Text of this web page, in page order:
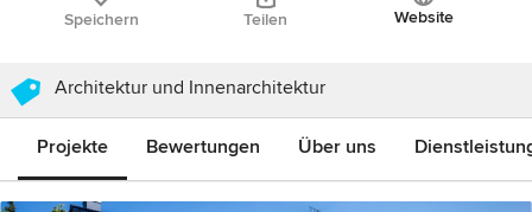
Speichern Teilen Website
Architektur und Innenarchitektur
Projekte Bewertungen Über uns